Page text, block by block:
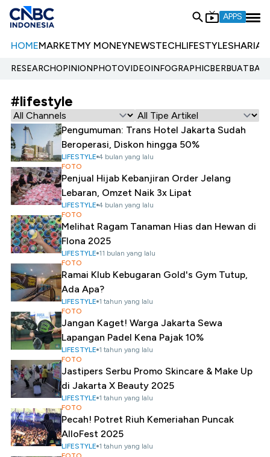
APPS
HOMEMARKETMY MONEYNEWSTECHLIFESTYLESHARIA
RESEARCHOPINIONPHOTOVIDEOINFOGRAPHIC
#lifestyle
Pengumuman: Trans Hotel Jakarta Sudah
Beroperasi, Diskon hingga 50%
LIFESTYLE 4 bulan yang lalu
FOTO
Penjual Hijab Kebanjiran Order Jelang
Lebaran, Omzet Naik 3x Lipat
LIFESTYLE 4 bulan yang lalu
FOTO
Melihat Ragam Tanaman Hias dan Hewan di
Flona 2025
LIFESTYLE 11 bulan yang lalu
FOTO
Ramai Klub Kebugaran Gold's Gym Tutup,
Ada Apa?
LIFESTYLE 1 tahun yang lalu
FOTO
Jangan Kaget! Warga Jakarta Sewa
Lapangan Padel Kena Pajak 10%
LIFESTYLE 1 tahun yang lalu
FOTO
Jastipers Serbu Promo Skincare & Make Up
di Jakarta X Beauty 2025
LIFESTYLE 1 tahun yang lalu
FOTO
Pecah! Potret Riuh Kemeriahan Puncak
AlloFest 2025
LIFESTYLE 1 tahun yang lalu